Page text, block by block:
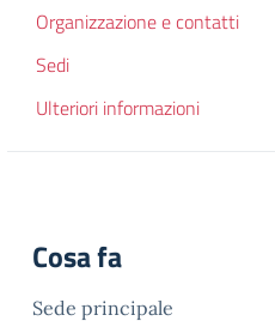
Organizzazione e contatti
Sedi
Ulteriori informazioni
Cosa fa
Sede principale